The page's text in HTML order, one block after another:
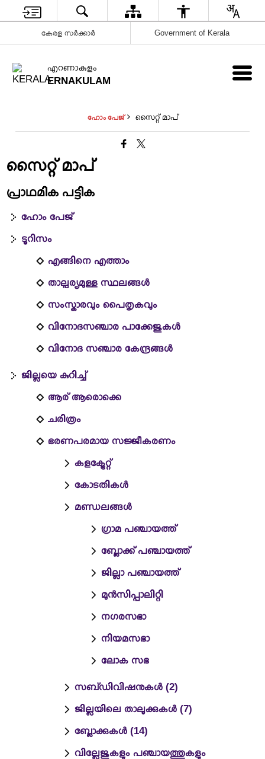
കേരള സർക്കാർ Government of Kerala
എറണാകുളം
ERNAKULAM
ഹോം പേജ് സൈറ്റ് മാപ്
സൈറ്റ് മാപ്
പ്രാഥമിക പട്ടിക
ഹോം പേജ്
ടൂറിസം
എങ്ങിനെ എത്താം
താല്പര്യമുള്ള സ്ഥലങ്ങള്‍
സംസ്കാരവും പൈതൃകവും
വിനോദസഞ്ചാര പാക്കേജുകൾ
വിനോദ സഞ്ചാര കേന്ദ്രങ്ങൾ
ജില്ലയെ കുറിച്ച്
ആര് ആരൊക്കെ
ചരിത്രം
ഭരണപരമായ സജ്ജീകരണം
കളക്ട്രേറ്റ്
കോടതികള്‍
മണ്ഡലങ്ങള്‍
ഗ്രാമ പഞ്ചായത്ത്
ബ്ലോക്ക് പഞ്ചായത്ത്
ജില്ലാ പഞ്ചായത്ത്
മുന്‍സിപ്പാലിറ്റി
നഗരസഭാ
നിയമസഭാ
ലോക സഭ
സബ്ഡിവിഷനുകൾ (2)
ജില്ലയിലെ താലൂക്കുകൾ (7)
ബ്ലോക്കുകൾ (14)
വില്ലേജുകളും പഞ്ചായത്തുകളും